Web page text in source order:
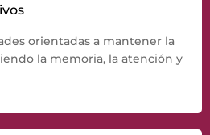
orientadas a mantener la
la memoria, la atención y